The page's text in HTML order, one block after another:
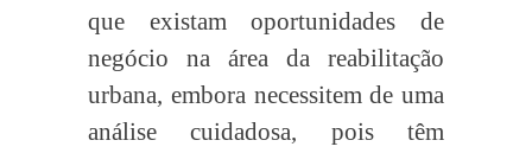
que existam oportunidades de
negócio na área da reabilitação
urbana, embora necessitem de uma
análise cuidadosa, pois têm